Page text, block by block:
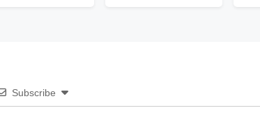
Subscribe